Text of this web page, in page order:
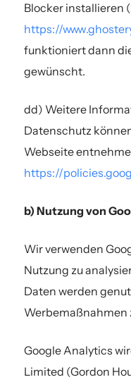
Blocker installieren
https://
funktioniert dann
gewünscht.
dd) Weitere
Datenschutz
Webseite
https://
b) Nutzung von
Wir verwenden
Nutzung zu
Daten werden
Werbemaßnahmen
Google Analytics
Limited (Gordon